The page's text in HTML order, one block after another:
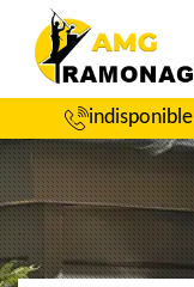
indisponible